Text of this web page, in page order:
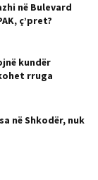
në Bulevard
ç’pret?
kundër
rruga
në Shkodër, nuk